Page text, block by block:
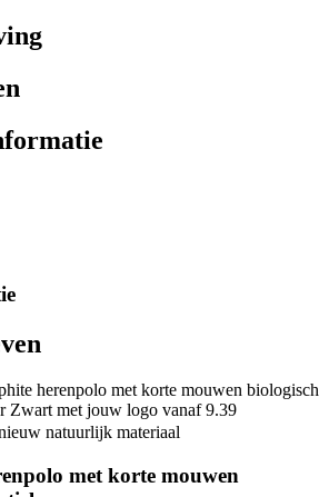
natuurlijk materiaal
met korte mouwen